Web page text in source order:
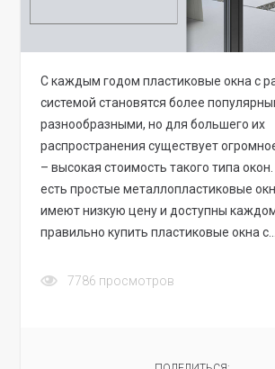
С каждым годом пластиковые окна с
системой становятся более
разнообразными, но для большего их
распространения существует
– высокая стоимость такого типа
есть простые металлопластиковые
имеют низкую цену и доступны
правильно купить пластиковые окна с…
7786 просмотров